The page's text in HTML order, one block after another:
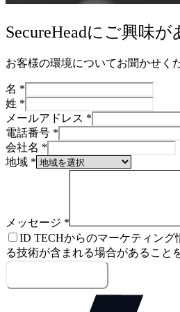
SecureHeadにご興味
お客様の環境についてお聞かせく
名 *
姓 *
メールアドレス *
電話番号 *
会社名 *
地域 *
メッセージ *
ID TECHからのマーケティン
る技術が含まれる場合があることを